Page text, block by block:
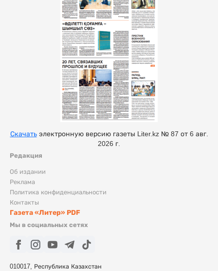
Редакция
Об издании
Реклама
Политика конфиденциальности
Контакты
Газета «Литер» PDF
Мы в социальных сетях
010017, Республика Казахстан
Скачатьэлектронную версию газеты Liter.kz № 87 от 6 авг.
2026 г.